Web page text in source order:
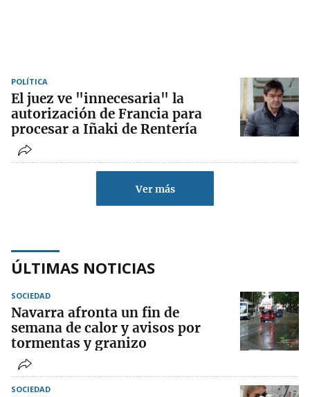
POLÍTICA
El juez ve "innecesaria" la
autorización de Francia para
procesar a Iñaki de Rentería
Ver más
ÚLTIMAS NOTICIAS
SOCIEDAD
Navarra afronta un fin de
semana de calor y avisos por
tormentas y granizo
SOCIEDAD